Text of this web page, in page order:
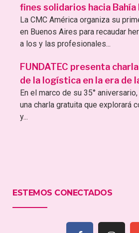
fines solidarios hacia Bahía
La CMC América organiza su
en Buenos Aires para recaudar
a los y las profesionales...
FUNDATEC presenta
de la logística en la era de
En el marco de su 35°
una charla gratuita que explorará
y...
ESTEMOS CONECTADOS